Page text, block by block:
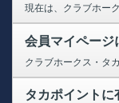
タカポイントに